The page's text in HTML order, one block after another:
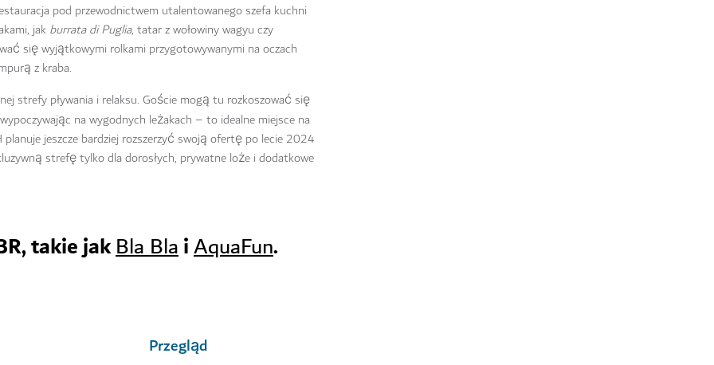
pod przewodnictwem utalentowanego szefa kuchni
jak burrata di Puglia, tatar z wołowiny wagyu czy
się wyjątkowymi rolkami przygotowywanymi na oczach
z kraba.
strefy pływania i relaksu. Goście mogą tu rozkoszować się
na wygodnych leżakach – to idealne miejsce na
jeszcze bardziej rozszerzyć swoją ofertę po lecie 2024
strefę tylko dla dorosłych, prywatne loże i dodatkowe
takie jakBla BlaiAquaFun.
Przegląd